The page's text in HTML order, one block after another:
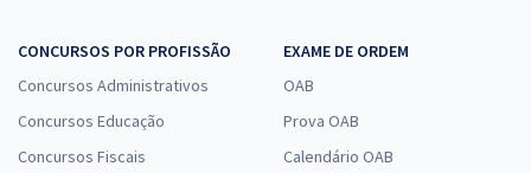
CONCURSOS POR PROFISSÃO
Concursos Administrativos
Concursos Educação
Concursos Fiscais
EXAME DE ORDEM
OAB
Prova OAB
Calendário OAB